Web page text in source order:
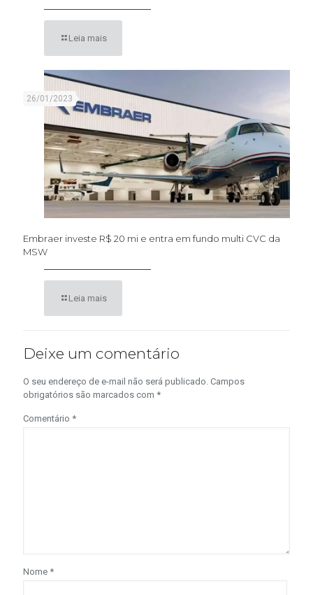
Leia mais
26/01/2023
Embraer investe R$ 20 mi e entra em fundo multi CVC da
MSW
Leia mais
Deixe um comentário
O seu endereço de e-mail não será publicado. Campos
obrigatórios são marcados com *
Comentário *
Nome *